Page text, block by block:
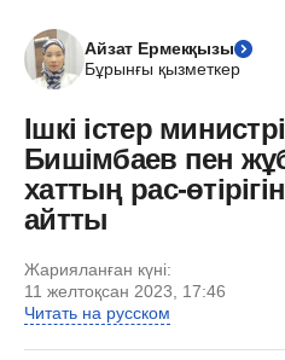
Айзат Ермекқызы
Бұрынғы қызметкер
Ішкі істер
Бишімбаев пен
хаттың рас-
айтты
Жарияланған күні:
11 желтоқсан 2023, 17:46
Читать на русском